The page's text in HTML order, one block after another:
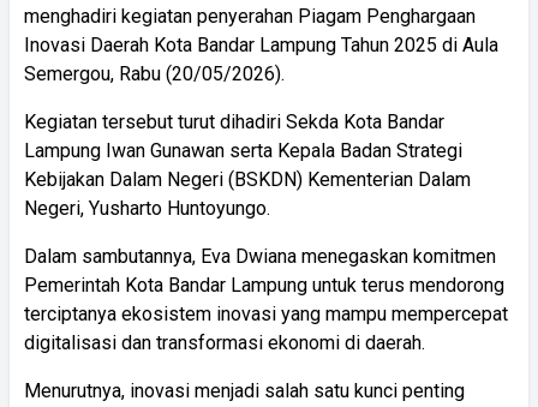
menghadiri kegiatan penyerahan Piagam Penghargaan
Inovasi Daerah Kota Bandar Lampung Tahun 2025 di Aula
Semergou, Rabu (20/05/2026).
Kegiatan tersebut turut dihadiri Sekda Kota Bandar
Lampung Iwan Gunawan serta Kepala Badan Strategi
Kebijakan Dalam Negeri (BSKDN) Kementerian Dalam
Negeri, Yusharto Huntoyungo.
Dalam sambutannya, Eva Dwiana menegaskan komitmen
Pemerintah Kota Bandar Lampung untuk terus mendorong
terciptanya ekosistem inovasi yang mampu mempercepat
digitalisasi dan transformasi ekonomi di daerah.
Menurutnya, inovasi menjadi salah satu kunci penting